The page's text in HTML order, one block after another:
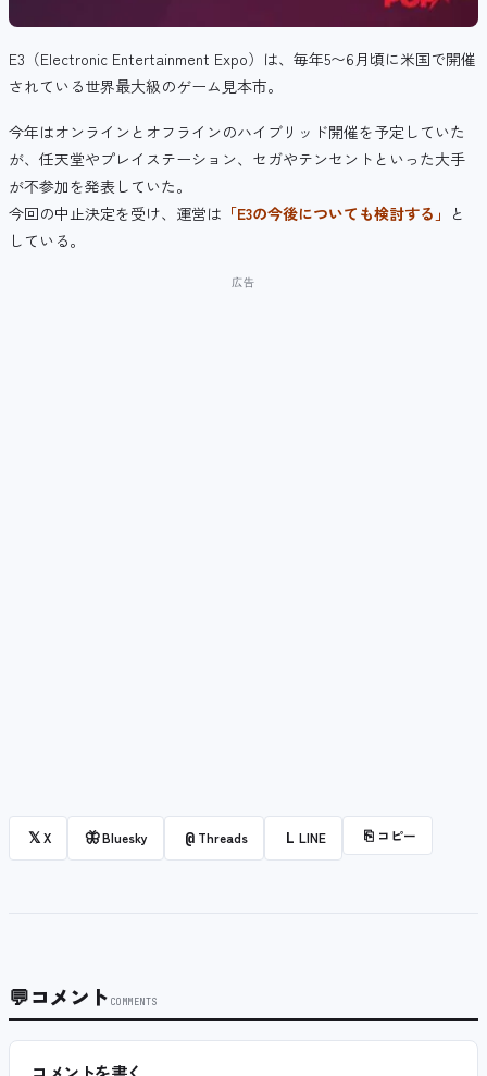
E3（Electronic Entertainment Expo）は、毎年5〜6月頃に米国で開催
されている世界最大級のゲーム見本市。
今年はオンラインとオフラインのハイブリッド開催を予定していた
が、 任天堂やプレイステーション、セガやテンセントといった大手
が不参加を発表していた。
今回の中止決定を受け、運営は 「E3の今後についても検討する」 と
している。
𝕏X 🦋Bluesky @ Threads L LINE ⎘ コピー
💬コメント COMMENTS
コメントを書く